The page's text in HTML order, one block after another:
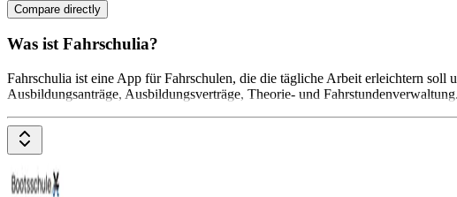
Compare directly
Was ist Fahrschulia?
Fahrschulia ist eine App für Fahrschulen, die die tägliche Arbeit erleichtern
Ausbildungsanträge, Ausbildungsverträge, Theorie- und